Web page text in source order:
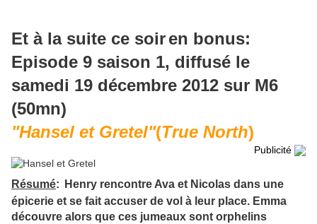
Et à la suite ce soiren bonus:
Episode 9 saison 1, diffusé le
samedi 19 décembre 2012 sur M6
(50mn)
"Hansel et Gretel"(True North)
Publicité
Résumé:
Henry rencontre Ava et Nicolas dans une
épicerie et se fait accuser de vol à leur place. Emma
découvre alors que ces jumeaux sont orphelins